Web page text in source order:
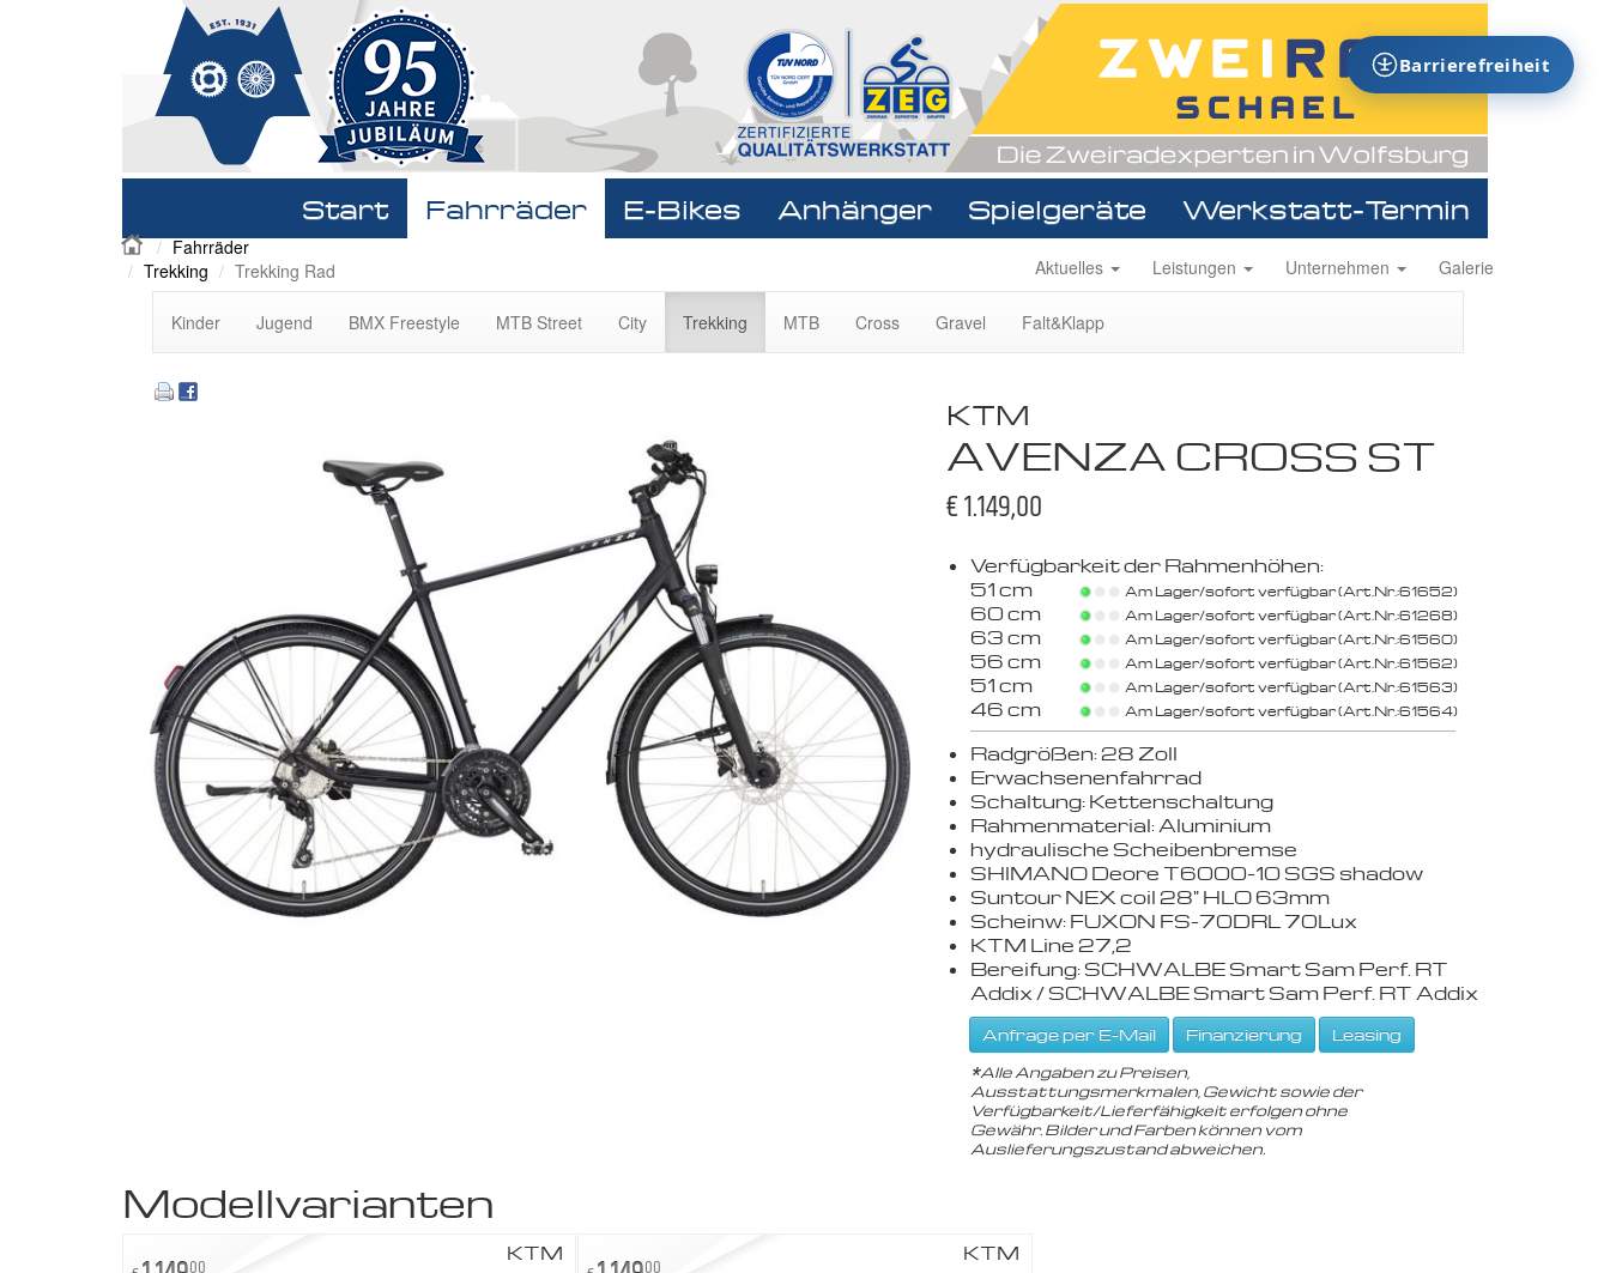
Navigation
überspringen
Start Fahrräder E-Bikes Anhänger Spielgeräte Werkstatt-Termin
Fahrräder
Trekking
Trekking Rad
Navigation
Aktuelles Leistungen Unternehmen
Galerie
überspringen
Kinder Jugend BMX Freestyle MTB Street City Trekking MTB Cross Gravel Falt&Klapp
KTM
AVENZA CROSS ST
€ 1.149,00
Verfügbarkeit der Rahmenhöhen:
51 cm
Am Lager/sofort verfügbar (Art.Nr.:61652)
60 cm Am Lager/sofort verfügbar (Art.Nr.:61268)
63 cm Am Lager/sofort verfügbar (Art.Nr.:61560)
56 cm Am Lager/sofort verfügbar (Art.Nr.:61562)
51 cm Am Lager/sofort verfügbar (Art.Nr.:61563)
46 cm Am Lager/sofort verfügbar (Art.Nr.:61564)
Radgrößen: 28 Zoll
Erwachsenenfahrrad
Schaltung: Kettenschaltung
Rahmenmaterial: Aluminium
hydraulische Scheibenbremse
SHIMANO Deore T6000-10 SGS shadow
Suntour NEX coil 28" HLO 63mm
Scheinw: FUXON FS-70DRL 70Lux
KTM Line 27,2
Bereifung: SCHWALBE Smart Sam Perf. RT
Addix / SCHWALBE Smart Sam Perf. RT Addix
Anfrage per E-Mail Finanzierung Leasing
*Alle Angaben zu Preisen,
Ausstattungsmerkmalen, Gewicht sowie der
Verfügbarkeit/Lieferfähigkeit erfolgen ohne
Gewähr. Bilder und Farben können vom
Auslieferungszustand abweichen.
Modellvarianten
KTM KTM
Barrierefreiheit